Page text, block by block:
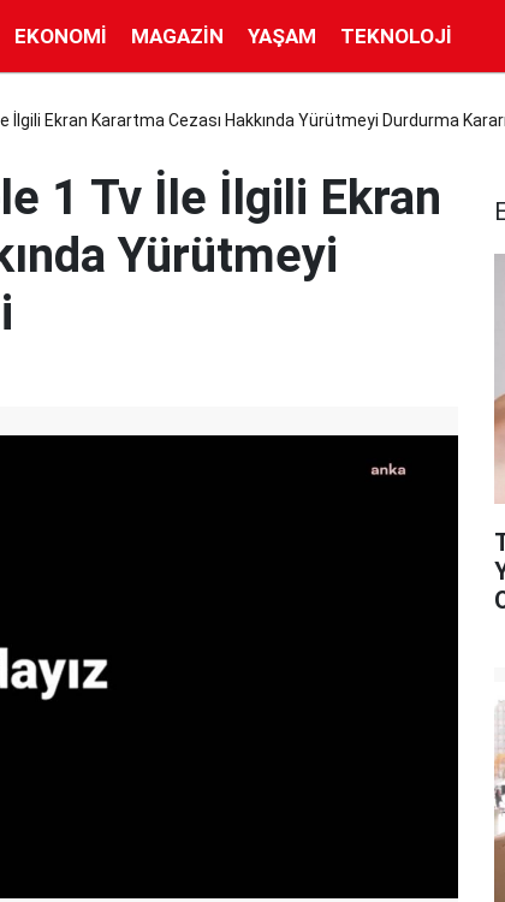
EKONOMI MAGAZIN YAŞAM TEKNOLOJI
İlgili Ekran Karartma Cezası Hakkında Yürütmeyi Durdurma
1 Tv İle İlgili Ekran
Yürütmeyi